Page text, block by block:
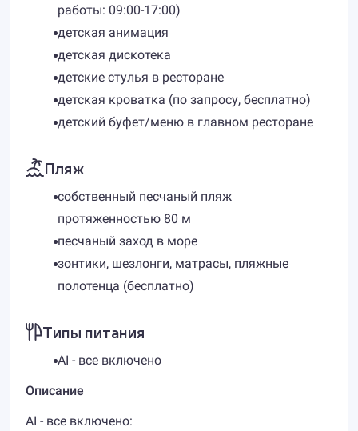
работы: 09:00-17:00)
детская анимация
детская дискотека
детские стулья в ресторане
детская кроватка (по запросу, бесплатно)
детский буфет/меню в главном ресторане
Пляж
собственный песчаный пляж
протяженностью 80 м
песчаный заход в море
зонтики, шезлонги, матрасы, пляжные
полотенца (бесплатно)
Типы питания
AI - все включено
Описание
AI - все включено: